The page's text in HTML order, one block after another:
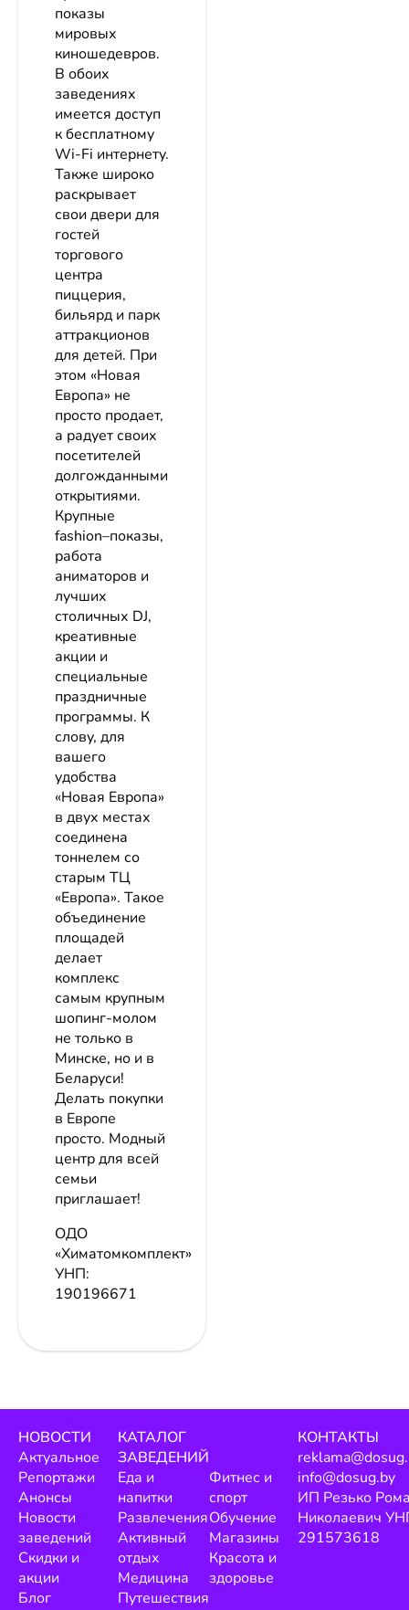
показы
мировых
киношедевров.
В обоих
заведениях
имеется доступ
к бесплатному
Wi-Fi интернету.
Также широко
раскрывает
свои двери для
гостей
торгового
центра
пиццерия,
бильярд и парк
аттракционов
для детей. При
этом «Новая
Европа» не
просто продает,
а радует своих
посетителей
долгожданными
открытиями.
Крупные
fashion–показы,
работа
аниматоров и
лучших
столичных DJ,
креативные
акции и
специальные
праздничные
программы. К
слову, для
вашего
удобства
«Новая Европа»
в двух местах
соединена
тоннелем со
старым ТЦ
«Европа». Такое
объединение
площадей
делает
комплекс
самым крупным
шопинг-молом
не только в
Минске, но и в
Беларуси!
Делать покупки
в Европе
просто. Модный
центр для всей
семьи
приглашает!
ОДО
«Химатомкомплект»
УНП:
190196671
НОВОСТИ
Актуальное
Репортажи
Анонсы
Новости
заведений
Скидки и
акции
Блог
КАТАЛОГ
ЗАВЕДЕНИЙ
Еда и
напитки
Развлечения
Активный
отдых
Медицина
Путешествия
Фитнес и
спорт
Обучение
Магазины
Красота и
здоровье
КОНТАКТЫ
info@dosug.by
ИП Резько
Николаевич
291573618